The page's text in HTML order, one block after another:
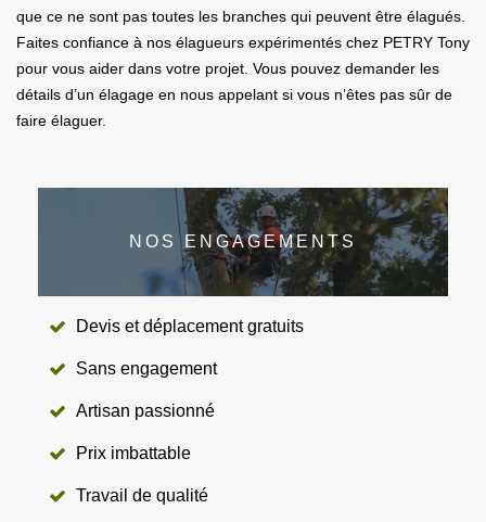
que ce ne sont pas toutes les branches qui peuvent être élagués.
Faites confiance à nos élagueurs expérimentés chez PETRY Tony
pour vous aider dans votre projet. Vous pouvez demander les
détails d’un élagage en nous appelant si vous n’êtes pas sûr de
faire élaguer.
NOS ENGAGEMENTS
Devis et déplacement gratuits
Sans engagement
Artisan passionné
Prix imbattable
Travail de qualité